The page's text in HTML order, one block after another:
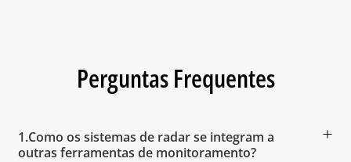
Perguntas Frequentes
1.Como os sistemas de radar se integram a
outras ferramentas de monitoramento?